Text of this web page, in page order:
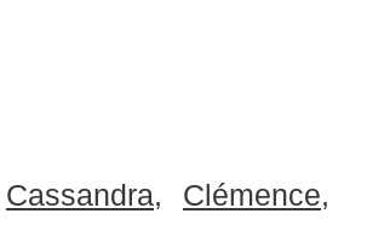
Cassandra
Clémence